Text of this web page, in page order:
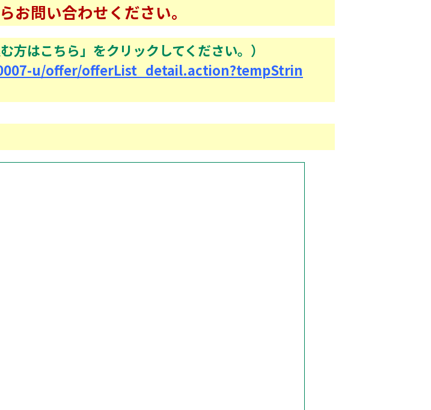
お問い合わせください。
方はこちら」をクリックしてください。）
u/offer/offerList_detail.action?tempStrin